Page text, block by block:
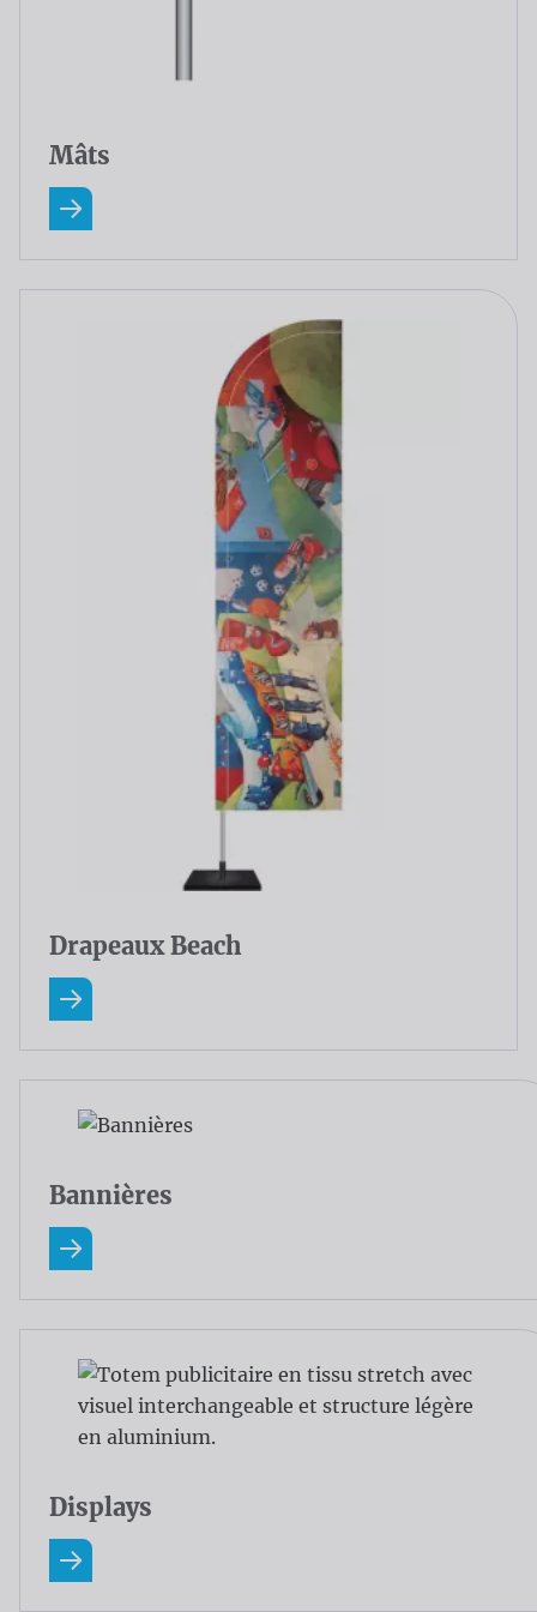
Mâts
En savoir plus A Propos Mâts
Drapeaux Beach
En savoir plus A Propos Drapeaux Beach
Bannières
En savoir plus A Propos Bannières
Displays
En savoir plus A Propos Displays